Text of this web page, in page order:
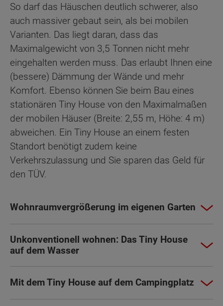
So darf das Häuschen deutlich schwerer, also
auch massiver gebaut sein, als bei mobilen
Varianten. Das liegt daran, dass das
Maximalgewicht von 3,5 Tonnen nicht mehr
eingehalten werden muss. Das erlaubt Ihnen eine
(bessere) Dämmung der Wände und mehr
Komfort. Ebenso können Sie beim Bau eines
stationären Tiny House von den Maximalmaßen
der mobilen Häuser (Breite: 2,55 m, Höhe: 4 m)
abweichen. Ein Tiny House an einem festen
Standort benötigt zudem keine
Verkehrszulassung und Sie sparen das Geld für
den TÜV.
Wohnraumvergrößerung im eigenen Garten
Unkonventionell wohnen: Das Tiny House
auf dem Wasser
Mit dem Tiny House auf dem Campingplatz